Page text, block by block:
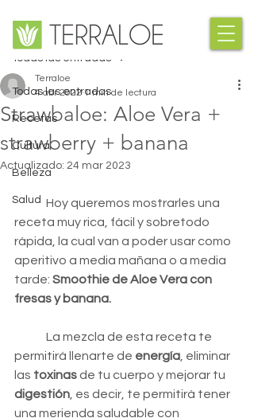
Entrada
Todas las entradas
Recetas
Cultura
Belleza
Salud
Todas las entradas
Strawbaloe: Aloe Vera +
strawberry + banana
Terraloe
4 abr 2022 1 min de lectura
Actualizado: 24 mar 2023
Hoy queremos mostrarles una
receta muy rica, fácil y sobretodo
rápida, la cual van a poder usar como
aperitivo a media mañana o a media
tarde: Smoothie de Aloe Vera con
fresas y banana.
La mezcla de esta receta te
permitirá llenarte de energía , eliminar
las toxinas de tu cuerpo y mejorar tu
digestión , es decir, te permitirá tener
una merienda saludable con